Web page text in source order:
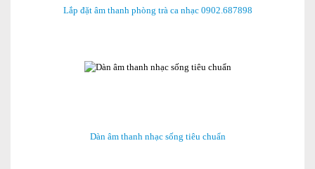
Lắp đặt âm thanh phòng trà ca nhạc 0902.687898
Dàn âm thanh nhạc sống tiêu chuẩn